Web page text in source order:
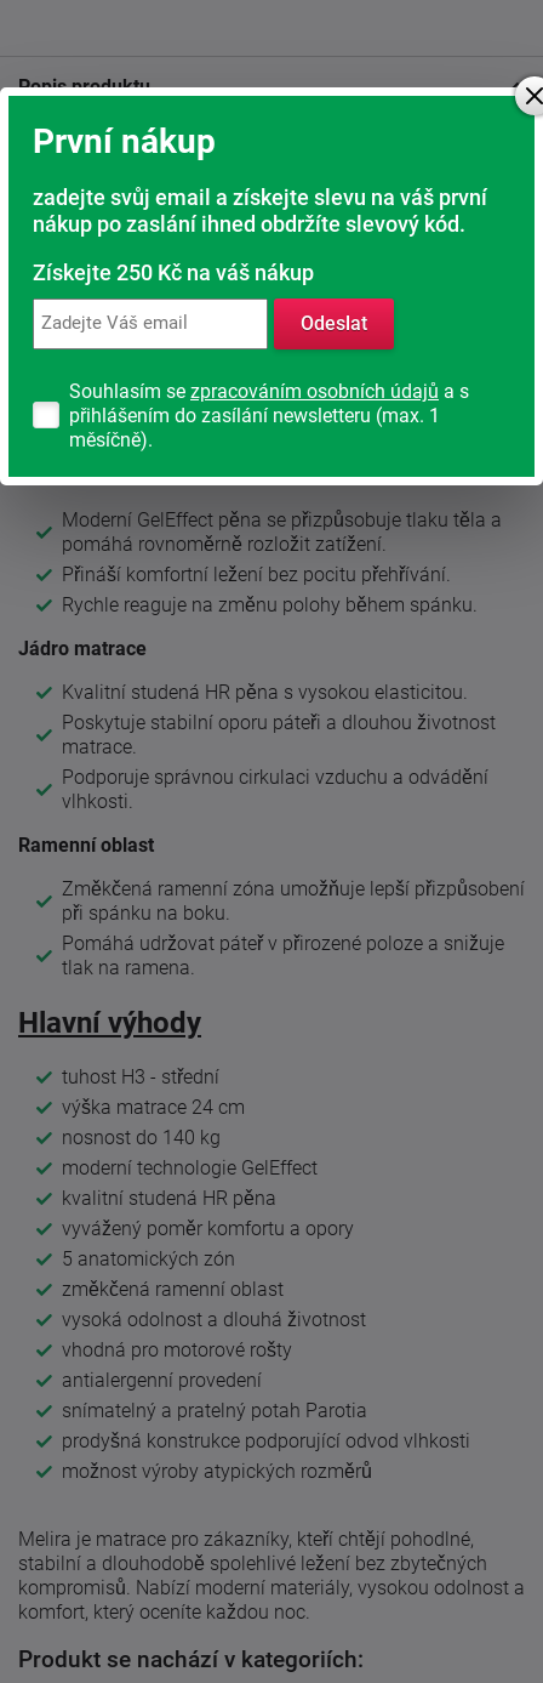
Popis produktu
Díky moderní technologii GelEffect
nebo nadměrnému zaboření do matrace. Tělo se může
přirozeně uvolnit, zatímco kvalitní HR pěna zajišťuje
Velkou předností matrace je také její vysoká odolnost.
Studená HR pěna patří mezi nejkvalitnější materiály
používané při výrobě matrací a dlouhodobě si zachovává
Popis složení matrace
Komfortní vrstva GelEffect
Moderní GelEffect pěna se přizpůsobuje tlaku těla a
pomáhá rovnoměrně rozložit zatížení.
Přináší komfortní ležení bez pocitu přehřívání.
Rychle reaguje na změnu polohy během spánku.
Jádro matrace
Kvalitní studená HR pěna s vysokou elasticitou.
Poskytuje stabilní oporu páteři a dlouhou životnost
matrace.
Podporuje správnou cirkulaci vzduchu a odvádění
vlhkosti.
Ramenní oblast
Změkčená ramenní zóna umožňuje lepší přizpůsobení
při spánku na boku.
Pomáhá udržovat páteř v přirozené poloze a snižuje
tlak na ramena.
Hlavní výhody
tuhost H3 - střední
výška matrace 24 cm
nosnost do 140 kg
moderní technologie GelEffect
kvalitní studená HR pěna
vyvážený poměr komfortu a opory
5 anatomických zón
změkčená ramenní oblast
vysoká odolnost a dlouhá životnost
vhodná pro motorové rošty
antialergenní provedení
snímatelný a pratelný potah Parotia
prodyšná konstrukce podporující odvod vlhkosti
možnost výroby atypických rozměrů
Melira je matrace pro zákazníky, kteří chtějí pohodlné,
stabilní a dlouhodobě spolehlivé ležení bez zbytečných
kompromisů. Nabízí moderní materiály, vysokou odolnost a
komfort, který oceníte každou noc.
Produkt se nachází v kategoriích:
První nákup
zadejte svůj email a získejte slevu na váš první
nákup po zaslání ihned obdržíte slevový kód.
Získejte 250 Kč na váš nákup
Odeslat
Souhlasím se zpracováním osobních údajů a s
přihlášením do zasílání newsletteru (max. 1
měsíčně).